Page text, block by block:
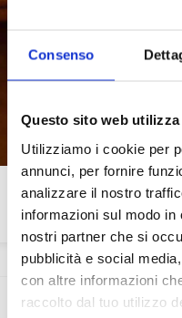
Consenso
Questo sito web
Utilizziamo i cookie per
annunci, per fornire
analizzare il nostro
informazioni sul modo
nostri partner che si
pubblicità e social
con altre informazioni
raccolto dal tuo utilizzo
BORSA LE
90,00€81,00€